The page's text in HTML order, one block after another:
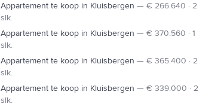
Appartement te koop in Kluisbergen — € 266.640 · 2
slk.
Appartement te koop in Kluisbergen — € 370.560 · 1
slk.
Appartement te koop in Kluisbergen — € 365.400 · 2
slk.
Appartement te koop in Kluisbergen — € 339.000 · 2
slk.